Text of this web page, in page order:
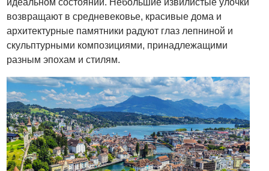
идеальном состоянии. Небольшие извилистые улочки
возвращают в средневековье, красивые дома и
архитектурные памятники радуют глаз лепниной и
скульптурными композициями, принадлежащими
разным эпохам и стилям.